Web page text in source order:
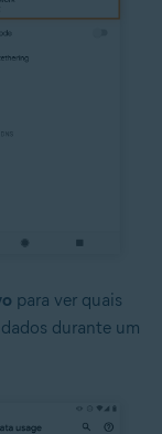
para ver quais
durante um